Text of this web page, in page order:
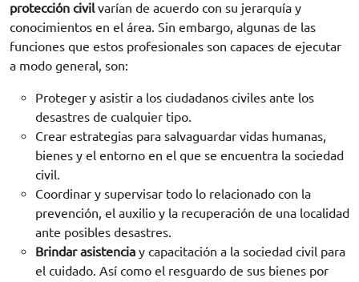
protección civilvarían de acuerdo con su jerarquía y
conocimientos en el área. Sin embargo, algunas de las
funciones que estos profesionales son capaces de ejecutar
a modo general, son:
Proteger y asistir a los ciudadanos civiles ante los
desastres de cualquier tipo.
Crear estrategias para salvaguardar vidas humanas,
bienes y el entorno en el que se encuentra la sociedad
civil.
Coordinar y supervisar todo lo relacionado con la
prevención, el auxilio y la recuperación de una localidad
ante posibles desastres.
Brindar asistencia y capacitación a la sociedad civil para
el cuidado. Así como el resguardo de sus bienes por